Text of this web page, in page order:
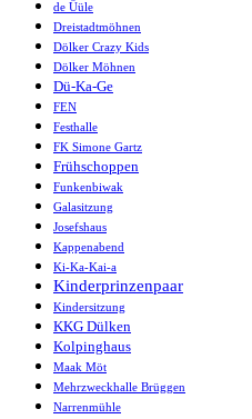
de Üüle
Dreistadtmöhnen
Dölker Crazy Kids
Dölker Möhnen
Dü-Ka-Ge
FEN
Festhalle
FK Simone Gartz
Frühschoppen
Funkenbiwak
Galasitzung
Josefshaus
Kappenabend
Ki-Ka-Kai-a
Kinderprinzenpaar
Kindersitzung
KKG Dülken
Kolpinghaus
Maak Möt
Mehrzweckhalle Brüggen
Narrenmühle